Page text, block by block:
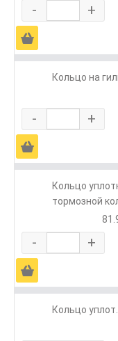
- +
Ä
Кольцо на
- +
Ä
Кольцо
тормозной
- +
Ä
Кольцо